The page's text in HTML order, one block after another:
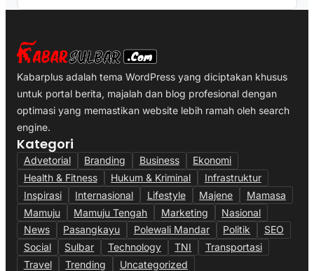
Kabarplus adalah tema WordPress yang diciptakan khusus
untuk portal berita, majalah dan blog profesional dengan
optimasi yang memastikan website lebih ramah oleh search
engine.
Kategori
Advetorial Branding Business
Ekonomi
Health & Fitness
Hukum & Kriminal
Infrastruktur
Inspirasi
Internasional Lifestyle Majene
Mamasa
Mamuju
Mamuju Tengah Marketing
Nasional
News
Pasangkayu Polewali Mandar Politik
SEO
Social
Sulbar Technology TNI
Transportasi
Travel
Trending Uncategorized